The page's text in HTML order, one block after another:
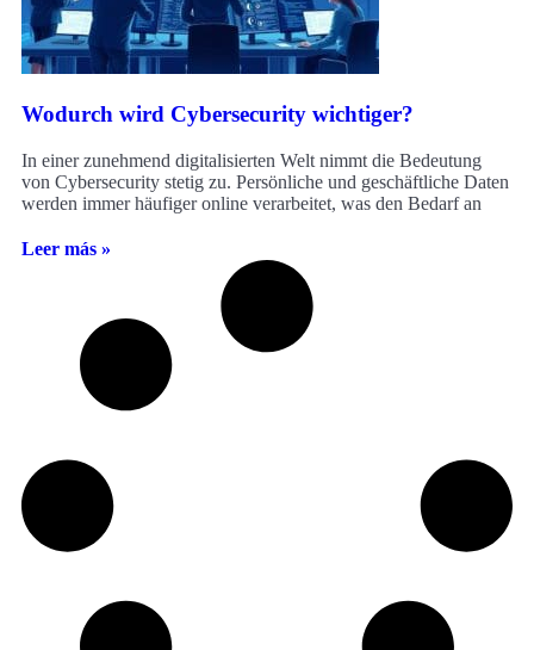
Wodurch wird Cybersecurity wichtiger?
In einer zunehmend digitalisierten Welt nimmt die Bedeutung
von Cybersecurity stetig zu. Persönliche und geschäftliche Daten
werden immer häufiger online verarbeitet, was den Bedarf an
Leer más »